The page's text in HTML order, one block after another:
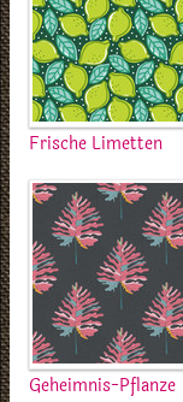
Frische Limetten
Geheimnis-Pflanze